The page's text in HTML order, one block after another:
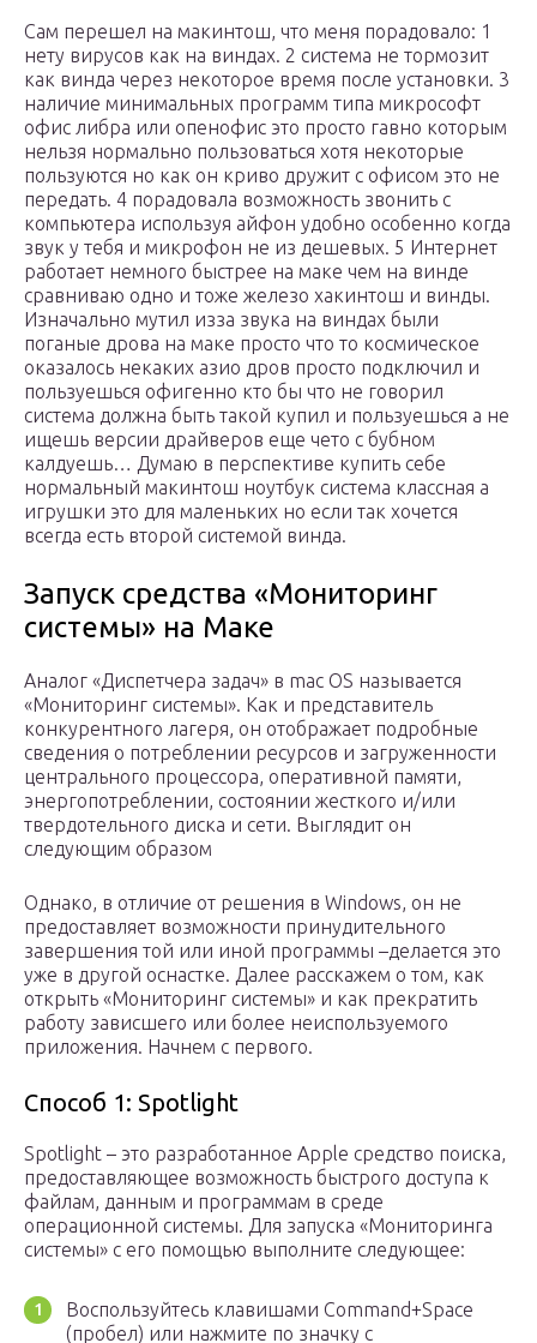
Сам перешел на макинтош, что меня порадовало: 1
нету вирусов как на виндах. 2 система не тормозит
как винда через некоторое время после установки. 3
наличие минимальных программ типа микрософт
офис либра или опенофис это просто гавно которым
нельзя нормально пользоваться хотя некоторые
пользуются но как он криво дружит с офисом это не
передать. 4 порадовала возможность звонить с
компьютера используя айфон удобно особенно когда
звук у тебя и микрофон не из дешевых. 5 Интернет
работает немного быстрее на маке чем на винде
сравниваю одно и тоже железо хакинтош и винды.
Изначально мутил изза звука на виндах были
поганые дрова на маке просто что то космическое
оказалось некаких азио дров просто подключил и
пользуешься офигенно кто бы что не говорил
система должна быть такой купил и пользуешься а не
ищешь версии драйверов еще чето с бубном
калдуешь… Думаю в перспективе купить себе
нормальный макинтош ноутбук система классная а
игрушки это для маленьких но если так хочется
всегда есть второй системой винда.
Запуск средства «Мониторинг
системы» на Маке
Аналог «Диспетчера задач» в mac OS называется
«Мониторинг системы». Как и представитель
конкурентного лагеря, он отображает подробные
сведения о потреблении ресурсов и загруженности
центрального процессора, оперативной памяти,
энергопотреблении, состоянии жесткого и/или
твердотельного диска и сети. Выглядит он
следующим образом
Однако, в отличие от решения в Windows, он не
предоставляет возможности принудительного
завершения той или иной программы –делается это
уже в другой оснастке. Далее расскажем о том, как
открыть «Мониторинг системы» и как прекратить
работу зависшего или более неиспользуемого
приложения. Начнем с первого.
Способ 1: Spotlight
Spotlight – это разработанное Apple средство поиска,
предоставляющее возможность быстрого доступа к
файлам, данным и программам в среде
операционной системы. Для запуска «Мониторинга
системы» с его помощью выполните следующее:
Воспользуйтесь клавишами Command+Space
(пробел) или нажмите по значку с